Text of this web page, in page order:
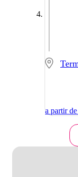
a partir de